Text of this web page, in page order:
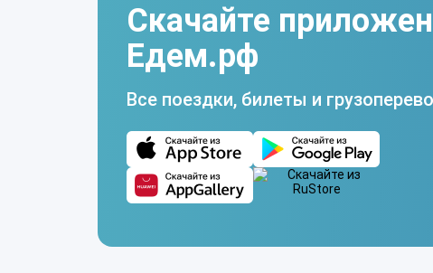
Скачайте
Едем.рф
Все поездки, билеты и